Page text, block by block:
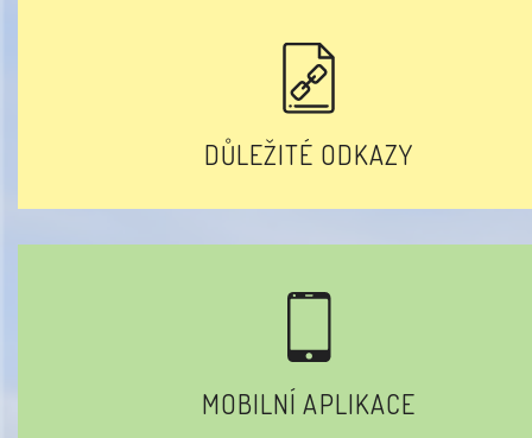
DŮLEŽITÉ ODKAZY
MOBILNÍ APLIKACE